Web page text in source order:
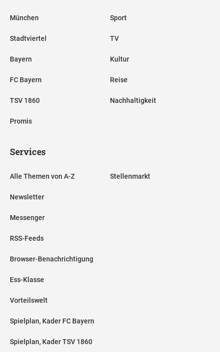
München
Stadtviertel
Bayern
FC Bayern
TSV 1860
Promis
Sport
TV
Kultur
Reise
Nachhaltigkeit
Services
Alle Themen von A-Z
Newsletter
Messenger
RSS-Feeds
Browser-Benachrichtigung
Ess-Klasse
Vorteilswelt
Spielplan, Kader FC Bayern
Spielplan, Kader TSV 1860
Stellenmarkt